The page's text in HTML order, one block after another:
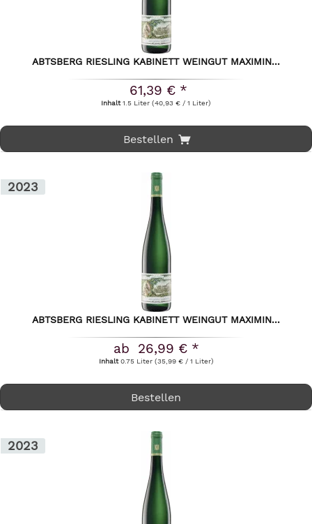
ABTSBERG RIESLING KABINETT WEINGUT MAXIMIN...
61,39 € *
Inhalt1.5 Liter(40,93 € / 1 Liter)
Bestellen
2023
ABTSBERG RIESLING KABINETT WEINGUT MAXIMIN...
ab 26,99 € *
Inhalt0.75 Liter (35,99 € / 1 Liter)
Bestellen
2023